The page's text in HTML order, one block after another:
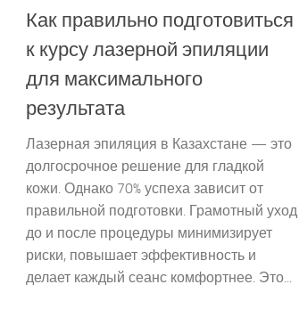
Как правильно подготовиться
к курсу лазерной эпиляции
для максимального
результата
Лазерная эпиляция в Казахстане — это
долгосрочное решение для гладкой
кожи. Однако 70% успеха зависит от
правильной подготовки. Грамотный уход
до и после процедуры минимизирует
риски, повышает эффективность и
делает каждый сеанс комфортнее. Это...